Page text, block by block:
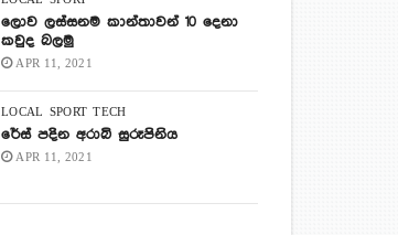
ලොව ලස්සනම කාන්තාවන් 10 දෙනා
කවුද බලමු
APR 11, 2021
LOCAL SPORT TECH
රේස් පදින අරාබි සුරූපිනිය
APR 11, 2021